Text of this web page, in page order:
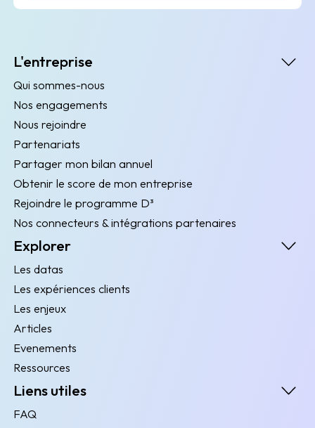
L'entreprise
Qui sommes-nous
Nos engagements
Nous rejoindre
Partenariats
Partager mon bilan annuel
Obtenir le score de mon entreprise
Rejoindre le programme D³
Nos connecteurs & intégrations partenaires
Explorer
Les datas
Les expériences clients
Les enjeux
Articles
Evenements
Ressources
Liens utiles
FAQ